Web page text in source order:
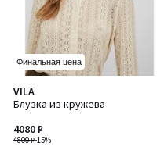
Финальная цена
VILA
Блузка из кружева
4800 ₽-15%
4080 ₽
4,7
/ 5